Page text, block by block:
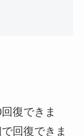
復できま
回復できま